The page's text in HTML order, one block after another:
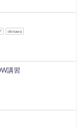
okinawa
講習